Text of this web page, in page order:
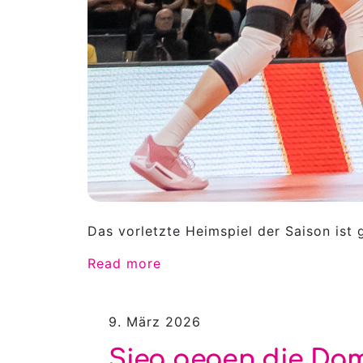
Das vorletzte Heimspiel der Saison ist
Read more
9. März 2026